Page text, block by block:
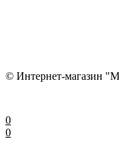
© Интернет-магазин
0
0